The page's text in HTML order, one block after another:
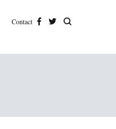
Contact